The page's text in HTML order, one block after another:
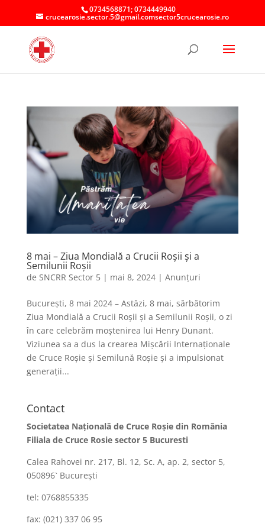
0734568871; 0734449940
crucearosie.sector.5@gmail.comsector5crucearosie.ro
8 mai – Ziua Mondială a Crucii Roșii și a
Semilunii Roșii
de SNCRR Sector 5| mai 8, 2024| Anunțuri
București, 8 mai 2024 – Astăzi, 8 mai, sărbătorim
Ziua Mondială a Crucii Roșii și a Semilunii Roșii, o zi
în care celebrăm moștenirea lui Henry Dunant.
Viziunea sa a dus la crearea Mișcării Internaționale
de Cruce Roșie și Semilună Roșie și a impulsionat
generații...
Contact
Societatea Naţională de Cruce Roşie din România
Filiala de Cruce Rosie sector 5 Bucuresti
Calea Rahovei nr. 217, Bl. 12, Sc. A, ap. 2, sector 5,
050896` Bucureşti
tel: 0768855335
fax: (021) 337 06 95